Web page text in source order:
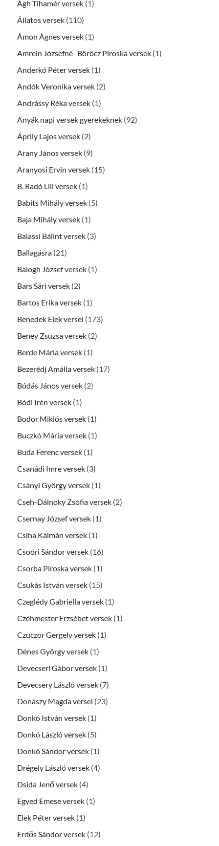
Ágh Tihamér versek (1)
Állatos versek (110)
Ámon Ágnes versek (1)
Amrein Józsefné- Böröcz Piroska versek (1)
Anderkó Péter versek (1)
Andók Veronika versek (2)
Andrássy Réka versek (1)
Anyák napi versek gyerekeknek (92)
Áprily Lajos versek (2)
Arany János versek (9)
Aranyosi Ervin versek (15)
B. Radó Lili versek (1)
Babits Mihály versek (5)
Baja Mihály versek (1)
Balassi Bálint versek (3)
Ballagásra (21)
Balogh József versek (1)
Bars Sári versek (2)
Bartos Erika versek (1)
Benedek Elek versei (173)
Beney Zsuzsa versek (2)
Berde Mária versek (1)
Bezerédj Amália versek (17)
Bódás János versek (2)
Bódi Irén versek (1)
Bodor Miklós versek (1)
Buczkó Mária versek (1)
Buda Ferenc versek (1)
Csanádi Imre versek (3)
Csányi György versek (1)
Cseh-Dálnoky Zsófia versek (2)
Csernay József versek (1)
Csiha Kálmán versek (1)
Csoóri Sándor versek (16)
Csorba Piroska versek (1)
Csukás István versek (15)
Czeglédy Gabriella versek (1)
Czéhmester Erzsébet versek (1)
Czuczor Gergely versek (1)
Dénes György versek (1)
Devecseri Gábor versek (1)
Devecsery László versek (7)
Donászy Magda versei (23)
Donkó István versek (1)
Donkó László versek (5)
Donkó Sándor versek (1)
Drégely László versek (4)
Dsida Jenő versek (4)
Egyed Emese versek (1)
Elek Péter versek (1)
Erdős Sándor versek (12)